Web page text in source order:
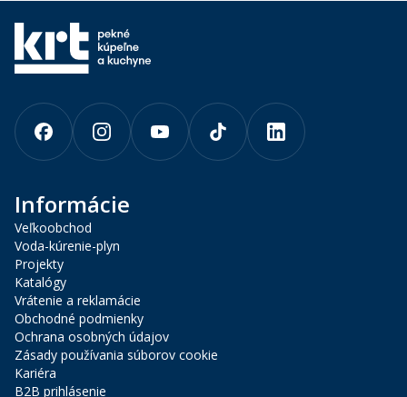
Informácie
Veľkoobchod
Voda-kúrenie-plyn
Projekty
Katalógy
Vrátenie a reklamácie
Obchodné podmienky
Ochrana osobných údajov
Zásady používania súborov cookie
Kariéra
B2B prihlásenie